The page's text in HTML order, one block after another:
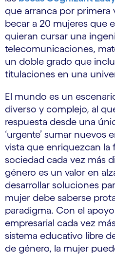
que arranca por primera
becar a 20 mujeres que
quieran cursar una
telecomunicaciones,
un doble grado que
titulaciones en una
El mundo es un
diverso y complejo, al
respuesta desde una
‘urgente’ sumar nuevos
vista que enriquezcan la
sociedad cada vez más
género es un valor en
desarrollar soluciones
mujer debe saberse
paradigma. Con el
empresarial cada vez
sistema educativo libre
de género, la mujer